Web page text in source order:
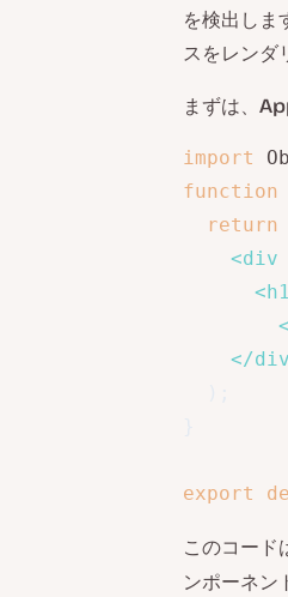
を検出しま
スをレンダ
まずは、
import
function
return
<div
<h1
<
</div
export
このコード
ンポーネン